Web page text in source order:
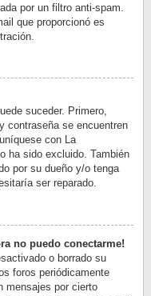
por un filtro anti-spam.
que proporcionó es
suceder. Primero,
contraseña se encuentren
con La
ha sido excluido. También
por su dueño y/o tenga
ser reparado.
no puedo conectarme!
o borrado su
foros periódicamente
mensajes por cierto